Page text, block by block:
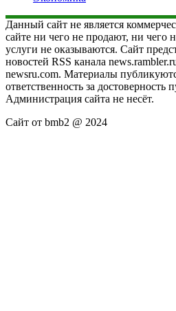
Данный сайт не является
сайте ни чего не продают, ни чего
услуги не оказываются. Сайт
новостей RSS канала
newsru.com. Материалы
ответственность за достоверность
Администрация сайта не несёт.
Сайт от bmb2 @ 2024